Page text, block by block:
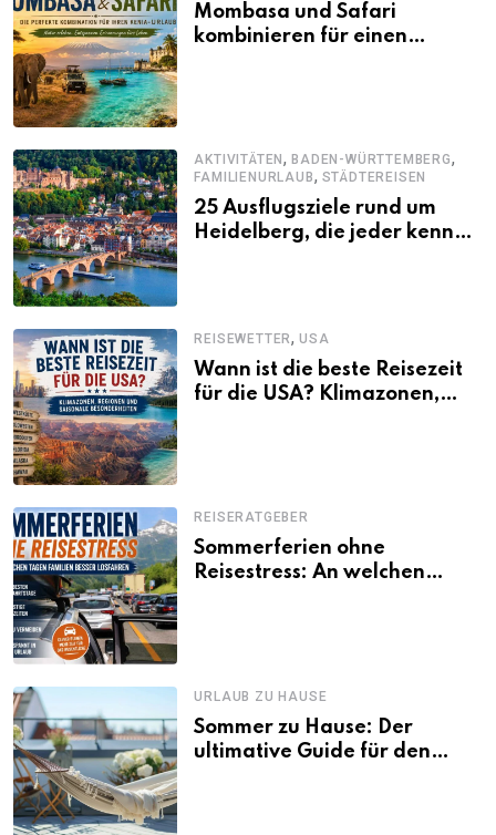
Mombasa und Safari
kombinieren für einen
AKTIVITÄTEN,BADEN-WÜRTTEMBERG,
FAMILIENURLAUB, STÄDTEREISEN
25 Ausflugsziele rund um
Heidelberg, die jeder kennen
REISEWETTER,USA
Wann ist die beste Reisezeit
für die USA? Klimazonen,
REISERATGEBER
Sommerferien ohne
Reisestress: An welchen
URLAUB ZU HAUSE
Sommer zu Hause: Der
ultimative Guide für den